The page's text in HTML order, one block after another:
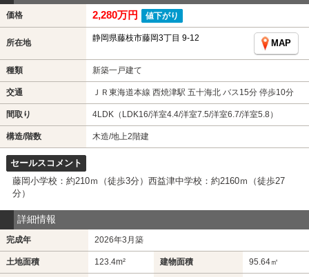
価格 2,280万円 値下がり
所在地 静岡県藤枝市藤岡3丁目 9-12
MAP
種類 新築一戸建て
交通 ＪＲ東海道本線 西焼津駅 五十海北 バス15分 停歩10分
間取り 4LDK（LDK16/洋室4.4/洋室7.5/洋室6.7/洋室5.8）
構造/階数 木造/地上2階建
セールスコメント
藤岡小学校：約210ｍ（徒歩3分）西益津中学校：約2160ｍ（徒歩27
分）
詳細情報
完成年 2026年3月築
土地面積 123.4m² 建物面積 95.64㎡